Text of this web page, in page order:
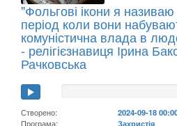
"Фольгові ікони я
період коли вони
комуністична влада в
- релігієзнавиця Ірина
Рачковська
Створено:
2024-09-18
Програма:
Захристія